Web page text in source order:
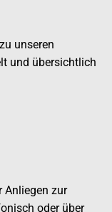
unseren
und übersichtlich
Anliegen zur
oder über